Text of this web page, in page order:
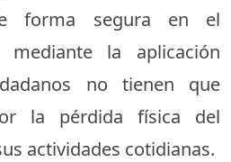
forma segura en el
la aplicación
no tienen que
la pérdida física del
actividades cotidianas.